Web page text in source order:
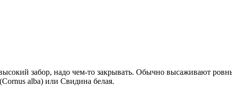
забор, надо чем-то закрывать. Обычно высаживают
(Сornus alba) или Свидина белая.